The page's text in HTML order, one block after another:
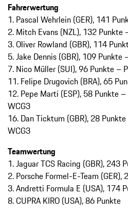
Fahrerwertung
1.⁠ Pascal Wehrlein (GER), 141
2.⁠ Mitch Evans (NZL), 132 Punkte
3. Oliver Rowland (GBR), 114
5. Jake Dennis (GBR), 109
7. Nico Müller (SUI), 96 Punkte –
11. Felipe Drugovich (BRA), 65
12. Pepe Martí (ESP), 58 Punkte
WCG3
16. Dan Ticktum (GBR), 28
WCG3
Teamwertung
1. Jaguar TCS Racing (GBR), 243
2. Porsche Formel-E-Team (GER),
3. Andretti Formula E (USA), 174
8. CUPRA KIRO (USA), 86 Punkte